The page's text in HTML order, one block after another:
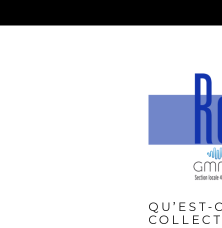
QU’EST-